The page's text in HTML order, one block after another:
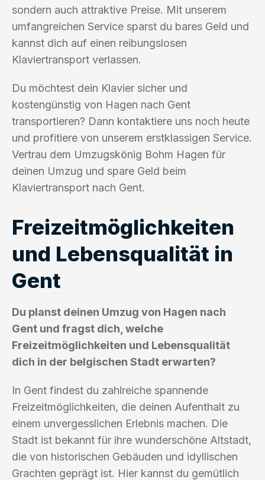
sondern auch attraktive Preise. Mit unserem
umfangreichen Service sparst du bares Geld und
kannst dich auf einen reibungslosen
Klaviertransport verlassen.
Du möchtest dein Klavier sicher und
kostengünstig von Hagen nach Gent
transportieren? Dann kontaktiere uns noch heute
und profitiere von unserem erstklassigen Service.
Vertrau dem Umzugskönig Bohm Hagen für
deinen Umzug und spare Geld beim
Klaviertransport nach Gent.
Freizeitmöglichkeiten
und Lebensqualität in
Gent
Du planst deinen Umzug von Hagen nach
Gent und fragst dich, welche
Freizeitmöglichkeiten und Lebensqualität
dich in der belgischen Stadt erwarten?
In Gent findest du zahlreiche spannende
Freizeitmöglichkeiten, die deinen Aufenthalt zu
einem unvergesslichen Erlebnis machen. Die
Stadt ist bekannt für ihre wunderschöne Altstadt,
die von historischen Gebäuden und idyllischen
Grachten geprägt ist. Hier kannst du gemütlich